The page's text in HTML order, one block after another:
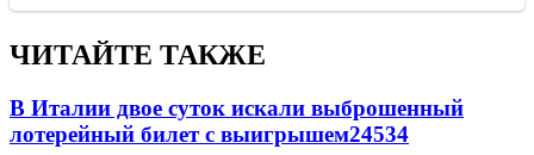
ЧИТАЙТЕ ТАКЖЕ
В Италии двое суток искали выброшенный
лотерейный билет с выигрышем24534